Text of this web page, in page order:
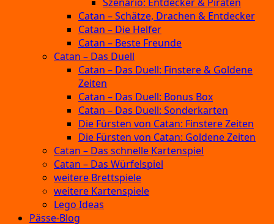
Catan – Schätze, Drachen & Entdecker
Catan – Die Helfer
Catan – Beste Freunde
Catan – Das Duell
Catan – Das Duell: Finstere & Goldene
Zeiten
Catan – Das Duell: Bonus Box
Catan – Das Duell: Sonderkarten
Die Fürsten von Catan: Finstere Zeiten
Die Fürsten von Catan: Goldene Zeiten
Catan – Das schnelle Kartenspiel
Catan – Das Würfelspiel
weitere Brettspiele
weitere Kartenspiele
Lego Ideas
Pässe-Blog